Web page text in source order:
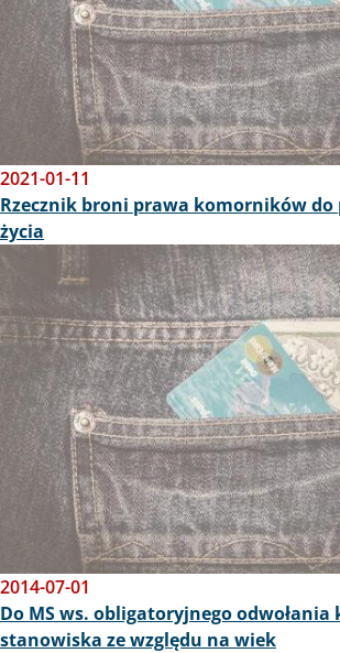
2021-01-11
Rzecznik broni prawa komorników do
życia
Obraz
2014-07-01
Do MS ws. obligatoryjnego
stanowiska ze względu na wiek